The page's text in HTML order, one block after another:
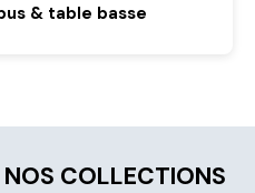
& table basse
COLLECTIONS